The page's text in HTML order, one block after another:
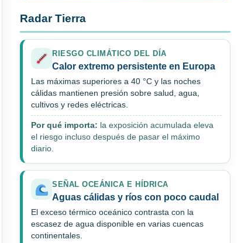
Radar Tierra
RIESGO CLIMÁTICO DEL DÍA
Calor extremo persistente en Europa
Las máximas superiores a 40 °C y las noches
cálidas mantienen presión sobre salud, agua,
cultivos y redes eléctricas.
Por qué importa: la exposición acumulada eleva
el riesgo incluso después de pasar el máximo
diario.
SEÑAL OCEÁNICA E HÍDRICA
Aguas cálidas y ríos con poco caudal
El exceso térmico oceánico contrasta con la
escasez de agua disponible en varias cuencas
continentales.